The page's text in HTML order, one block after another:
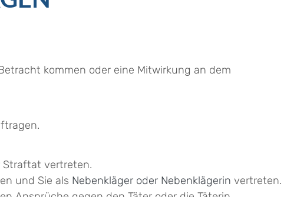
kommen oder eine Mitwirkung an dem
Straftat vertreten.
und Sie als Nebenkläger oder Nebenklägerin vertreten.